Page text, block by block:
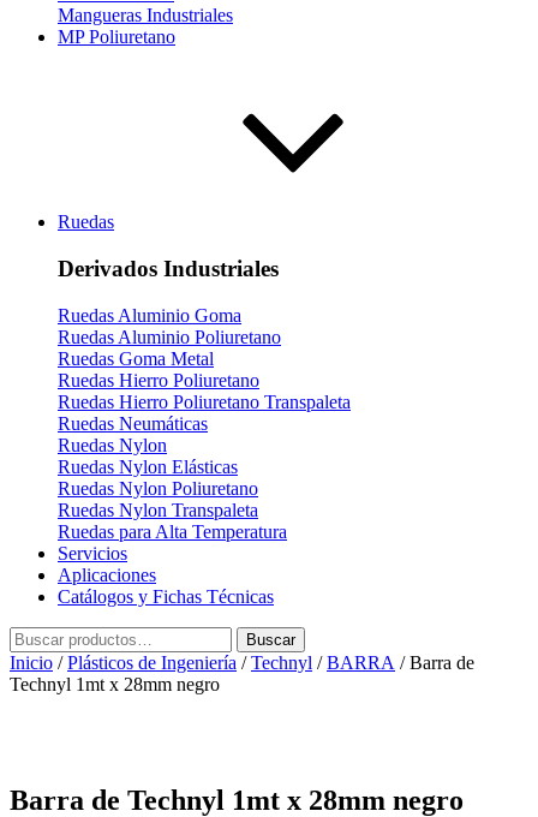
Mangueras Industriales
MP Poliuretano
Ruedas
Derivados Industriales
Ruedas Aluminio Goma
Ruedas Aluminio Poliuretano
Ruedas Goma Metal
Ruedas Hierro Poliuretano
Ruedas Hierro Poliuretano Transpaleta
Ruedas Neumáticas
Ruedas Nylon
Ruedas Nylon Elásticas
Ruedas Nylon Poliuretano
Ruedas Nylon Transpaleta
Ruedas para Alta Temperatura
Servicios
Aplicaciones
Catálogos y Fichas Técnicas
Buscar
por:
Buscar
Inicio /Plásticos de Ingeniería /Technyl /BARRA / Barra de
Technyl 1mt x 28mm negro
Barra de Technyl 1mt x 28mm negro